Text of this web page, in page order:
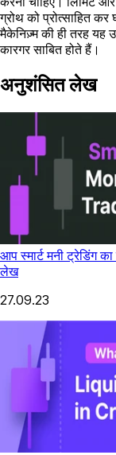
ग्रोथ को प्रोत्साहित
मैकेनिज़्म की ही तरह यह
कारगर साबित होते हैं।
अनुशंसित लेख
आप स्मार्ट मनी ट्रेडिंग
लेख
27.09.23